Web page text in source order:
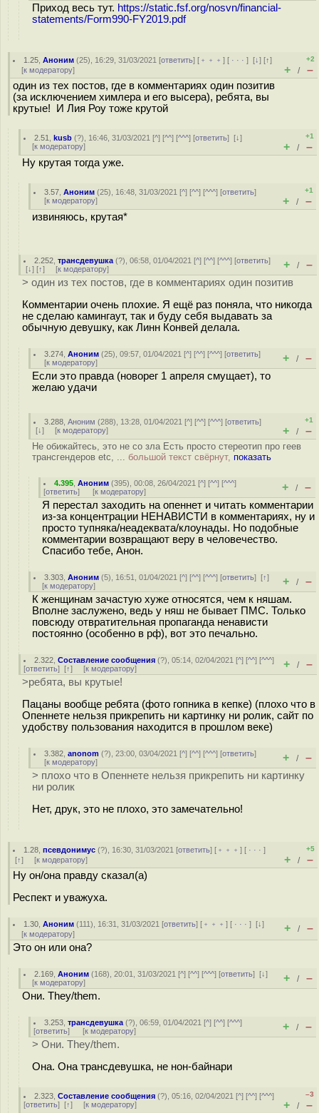
Приход весь тут. https://static.fsf.org/nosvn/financial-
statements/Form990-FY2019.pdf
1.25 ,Аноним (25), 16:29, 31/03/2021 [ответить] [ ﹢﹢﹢] [ · · ·][↓] [↑]
[к модератору]
+2
+ / –
один из тех постов, где в комментариях один позитив
(за исключением химлера и его высера), ребята, вы
крутые! И Лия Роу тоже крутой
2.51 ,kusb (?), 16:46, 31/03/2021 [^] [^^] [^^^] [ответить][↓]
[к модератору]
+1
+ / –
Ну крутая тогда уже.
3.57 ,Аноним (25), 16:48, 31/03/2021 [^] [^^] [^^^] [ответить]
[к модератору]
+1
+ / –
извиняюсь, крутая*
2.252 ,трансдевушка (?), 06:58, 01/04/2021 [^] [^^] [^^^] [ответить]
[↓] [↑] [к модератору] + / –
> один из тех постов, где в комментариях один позитив
Комментарии очень плохие. Я ещё раз поняла, что никогда
не сделаю камингаут, так и буду себя выдавать за
обычную девушку, как Линн Конвей делала.
3.274 ,Аноним (25), 09:57, 01/04/2021 [^] [^^] [^^^] [ответить]
[к модератору] + / –
Если это правда (новорег 1 апреля смущает), то
желаю удачи
3.288 ,Аноним (288), 13:28, 01/04/2021 [^] [^^] [^^^] [ответить]
[↓] [к модератору]
+1
+ / –
Не обижайтесь, это не со зла Есть просто стереотип про геев
трансгендеров etc, ... большой текст свёрнут, показать
4.395 ,Аноним (395), 00:08, 26/04/2021 [^] [^^] [^^^]
[ответить] [к модератору] + / –
Я перестал заходить на опеннет и читать комментарии
из-за концентрации НЕНАВИСТИ в комментариях, ну и
просто тупняка/неадеквата/клоунады. Но подобные
комментарии возвращают веру в человечество.
Спасибо тебе, Анон.
3.303 ,Аноним (5), 16:51, 01/04/2021 [^] [^^] [^^^] [ответить][↑]
[к модератору] + / –
К женщинам зачастую хуже относятся, чем к няшам.
Вполне заслужено, ведь у няш не бывает ПМС. Только
повсюду отвратительная пропаганда ненависти
постоянно (особенно в рф), вот это печально.
2.322 ,Составление сообщения (?), 05:14, 02/04/2021 [^] [^^] [^^^]
[ответить] [↑] [к модератору] + / –
>ребята, вы крутые!
Пацаны вообще ребята (фото гопника в кепке) (плохо что в
Опеннете нельзя прикрепить ни картинку ни ролик, сайт по
удобству пользования находится в прошлом веке)
3.382 ,anonom (?), 23:00, 03/04/2021 [^] [^^] [^^^] [ответить]
[к модератору] + / –
> плохо что в Опеннете нельзя прикрепить ни картинку
ни ролик
Нет, друк, это не плохо, это замечательно!
1.28 ,псевдонимус (?), 16:30, 31/03/2021 [ответить] [ ﹢﹢﹢] [ · · ·]
[↑] [к модератору]
+5
+ / –
Ну он/она правду сказал(а)
Респект и уважуха.
1.30 ,Аноним (111), 16:31, 31/03/2021 [ответить] [ ﹢﹢﹢] [ · · ·][↓]
[к модератору] + / –
Это он или она?
2.169 ,Аноним (168), 20:01, 31/03/2021 [^] [^^] [^^^] [ответить][↓]
[к модератору] + / –
Они. They/them.
3.253 ,трансдевушка (?), 06:59, 01/04/2021 [^] [^^] [^^^]
[ответить] [к модератору] + / –
> Они. They/them.
Она. Она трансдевушка, не нон-байнари
2.323 ,Составление сообщения (?), 05:16, 02/04/2021 [^] [^^] [^^^]
[ответить] [↑] [к модератору]
–3
+ / –